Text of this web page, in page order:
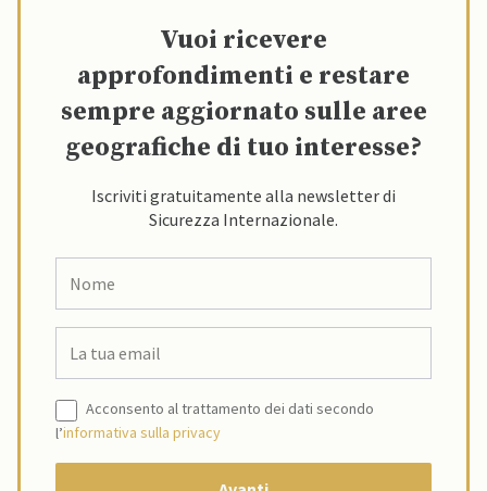
Vuoi ricevere
approfondimenti e restare
sempre aggiornato sulle aree
geografiche di tuo interesse?
Iscriviti gratuitamente alla newsletter di
Sicurezza Internazionale.
Acconsento al trattamento dei dati secondo
l’informativa sulla privacy